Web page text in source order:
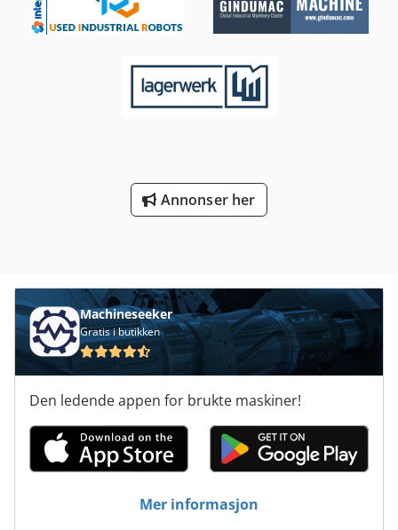
Annonser her
Machineseeker
Gratis i butikken
Den ledende appen for brukte maskiner!
Mer informasjon